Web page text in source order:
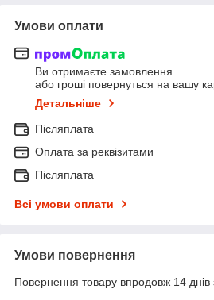
Умови оплати
Ви отримаєте замовлення
або гроші повернуться на вашу
Детальніше
Післяплата
Оплата за реквізитами
Післяплата
Всі умови оплати
Умови повернення
Повернення товару впродовж 14 днів